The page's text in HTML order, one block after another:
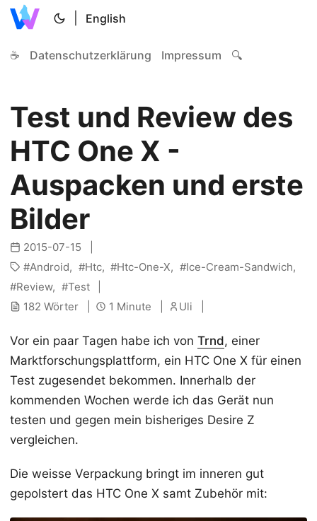
English
☕ Datenschutzerklärung Impressum 🔍
Test und Review des
HTC One X -
Auspacken und erste
Bilder
2015-07-15
Android
Htc Htc-One-X
Ice-Cream-Sandwich
Review
Test
182 Wörter
1 Minute Uli
Vor ein paar Tagen habe ich von Trnd, einer
Marktforschungsplattform, ein HTC One X für einen
Test zugesendet bekommen. Innerhalb der
kommenden Wochen werde ich das Gerät nun
testen und gegen mein bisheriges Desire Z
vergleichen.
Die weisse Verpackung bringt im inneren gut
gepolstert das HTC One X samt Zubehör mit: